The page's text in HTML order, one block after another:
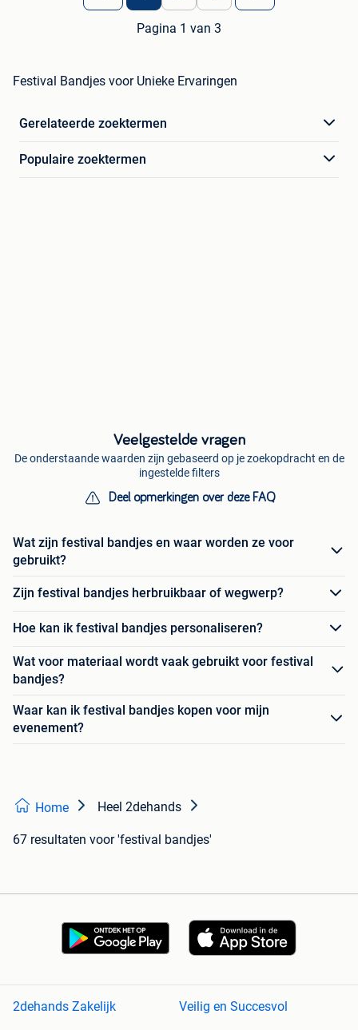
Pagina 1 van 3
Festival Bandjes voor Unieke Ervaringen
Gerelateerde zoektermen
Populaire zoektermen
Veelgestelde vragen
De onderstaande waarden zijn gebaseerd op je zoekopdracht en de
ingestelde filters
Deel opmerkingen over deze FAQ
Wat zijn festival bandjes en waar worden ze voor
gebruikt?
Zijn festival bandjes herbruikbaar of wegwerp?
Hoe kan ik festival bandjes personaliseren?
Wat voor materiaal wordt vaak gebruikt voor festival
bandjes?
Waar kan ik festival bandjes kopen voor mijn
evenement?
Home Heel 2dehands
67 resultaten voor 'festival bandjes'
2dehands Zakelijk
Veilig en Succesvol